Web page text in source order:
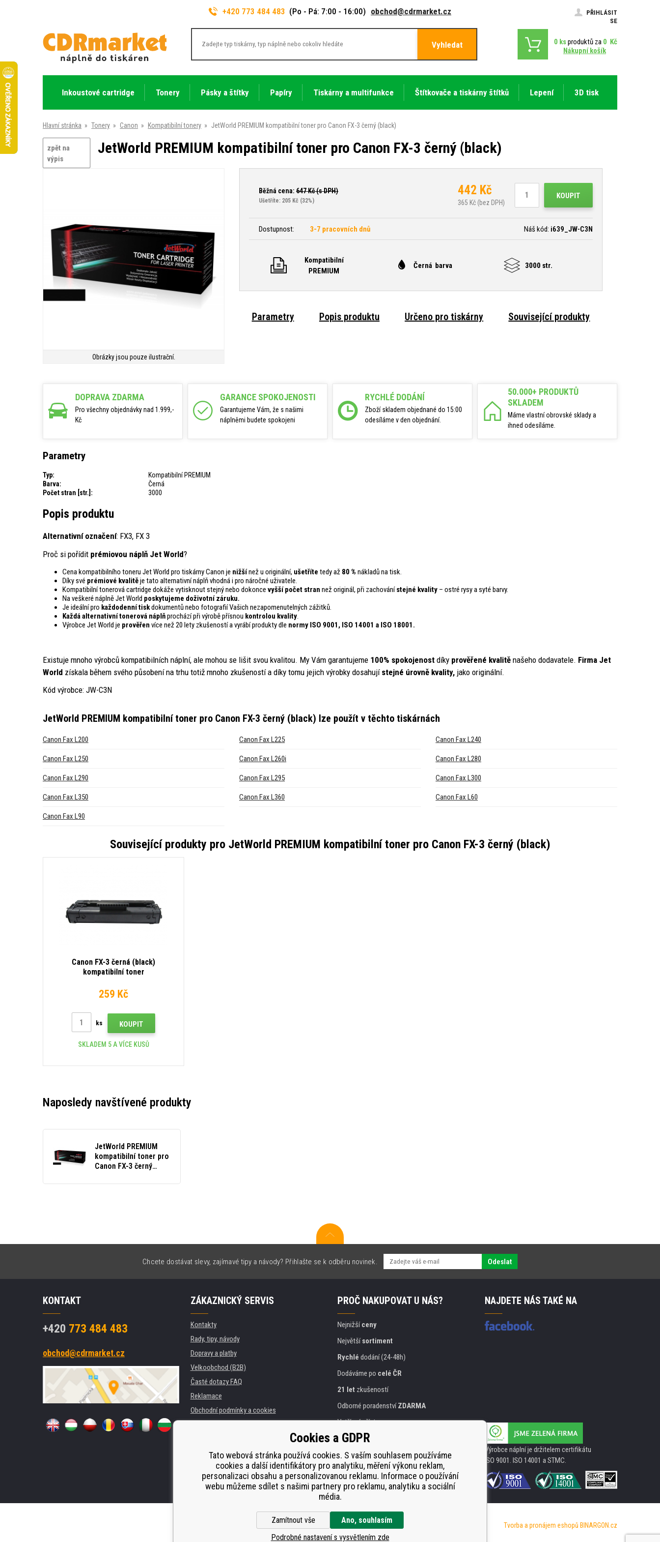
+420 773 484 483 (Po - Pá: 7:00 - 16:00) obchod@cdrmarket.cz
PŘIHLÁSIT
SE
Vyhledat 0 ksproduktů za 0 Kč
Nákupní košík
Inkoustové cartridge Tonery Pásky a štítky Papíry Tiskárny a multifunkce Štítkovače a tiskárny štítků Lepení 3D tisk
Hlavní stránka » Tonery » Canon » Kompatibilní tonery » JetWorld PREMIUM kompatibilní toner pro Canon FX-3 černý (black)
zpět na
výpis
JetWorld PREMIUM kompatibilní toner pro Canon FX-3 černý (black)
Obrázky jsou pouze ilustrační.
Běžná cena: 647Kč (s DPH)
Ušetříte: 205 Kč (32%)
442 Kč
365 Kč (bez DPH)
KOUPIT
Dostupnost: 3-7 pracovních dnů Náš kód: i639_JW-C3N
Kompatibilní
PREMIUM
Černá barva 3000 str.
Parametry Popis produktu Určeno pro tiskárny Související produkty
DOPRAVA ZDARMA
Pro všechny objednávky nad 1.999,-
Kč
GARANCE SPOKOJENOSTI
Garantujeme Vám, že s našimi
náplněmi budete spokojeni
RYCHLÉ DODÁNÍ
Zboží skladem objednané do 15:00
odesíláme v den objednání.
50.000+ PRODUKTŮ
SKLADEM
Máme vlastní obrovské sklady a
ihned odesíláme.
Parametry
Typ:
Kompatibilní PREMIUM
Barva:
Černá
Počet stran [str.]:
3000
Popis produktu
Alternativní označení: FX3, FX 3
Proč si pořídit prémiovou náplň Jet World?
Cena kompatibilního toneru Jet World pro tiskárny Canon je nižšínež u originální, ušetříte tedy až 80 % nákladů na tisk.
Díky své prémiové kvalitěje tato alternativní náplň vhodná i pro náročné uživatele.
Kompatibilní tonerová cartridge dokáže vytisknout stejný nebo dokonce vyšší počet stran než originál, při zachovánístejné kvality – ostré rysy a syté barvy.
Na veškeré náplně Jet World poskytujeme doživotní záruku.
Je ideální pro každodenní tiskdokumentů nebo fotografií Vašich nezapomenutelných zážitků.
Každá alternativní tonerová náplňprochází při výrobě přísnou kontrolou kvality.
Výrobce Jet World je prověřen více než 20 lety zkušeností a vyrábí produkty dle normy ISO 9001, ISO 14001 a ISO 18001.
Existuje mnoho výrobců kompatibilních náplní, ale mohou se lišit svou kvalitou. My Vám garantujeme 100% spokojenost díky prověřené kvalitě našeho dodavatele. Firma Jet
World získala během svého působení na trhu totiž mnoho zkušeností a díky tomu jejich výrobky dosahují stejné úrovně kvality, jako originální.
Kód výrobce: JW-C3N
JetWorld PREMIUM kompatibilní toner pro Canon FX-3 černý (black) lze použít v těchto tiskárnách
Canon Fax L200 Canon Fax L225 Canon Fax L240
Canon Fax L250 Canon Fax L260i Canon Fax L280
Canon Fax L290 Canon Fax L295 Canon Fax L300
Canon Fax L350 Canon Fax L360 Canon Fax L60
Canon Fax L90
Související produkty pro JetWorld PREMIUM kompatibilní toner pro Canon FX-3 černý (black)
Canon FX-3 černá (black)
kompatibilní toner
259 Kč
ks KOUPIT
SKLADEM 5 A VÍCE KUSŮ
Naposledy navštívené produkty
JetWorld PREMIUM
kompatibilní toner pro
Canon FX-3 černý
Chcete dostávat slevy, zajímavé tipy a návody? Přihlašte se k odběru novinek. Odeslat
KONTAKT
+420 773 484 483
obchod@cdrmarket.cz
ZÁKAZNICKÝ SERVIS
Kontakty
Rady, tipy, návody
Dopravy a platby
Velkoobchod (B2B)
Časté dotazy FAQ
Reklamace
Obchodní podmínky a cookies
Pronájem tiskáren
Náhradní plnění
Odstoupení od smlouvy
PROČ NAKUPOVAT U NÁS?
Nejnižšíceny
Největšísortiment
Rychlé dodání (24-48h)
Dodáváme po celé ČR
21 let zkušeností
Odborné poradenstvíZDARMA
Vstřícný přístup
Zlatýcertifikát
Bezpečnéon-line platby
NAJDETE NÁS TAKÉ NA
Výrobce náplní je držitelem certifikátu
ISO 9001. ISO 14001 a STMC.
Tvorba a pronájem eshopů BINARGON.cz
Cookies a GDPR
Tato webová stránka používá cookies. S vaším souhlasem používáme
cookies a další identifikátory pro analytiku, měření výkonu reklam,
personalizaci obsahu a personalizovanou reklamu. Informace o používání
webu můžeme sdílet s našimi partnery pro reklamu, analytiku a sociální
média.
Zamítnout vše
Ano, souhlasím
Podrobné nastavení s vysvětlením zde